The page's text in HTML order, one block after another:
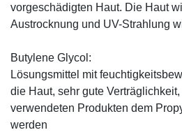
vorgeschädigten Haut. Die Haut
Austrocknung und UV-Strahlung
Butylene Glycol:
Lösungsmittel mit
die Haut, sehr gute
verwendeten Produkten dem
werden